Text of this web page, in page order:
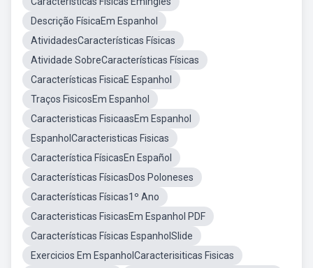
Descrição FísicaEm Espanhol
AtividadesCaracterísticas Físicas
Atividade SobreCaracterísticas Físicas
Características FisicaE Espanhol
Traços FisicosEm Espanhol
Caracteristicas FisicaasEm Espanhol
EspanholCaracteristicas Fisicas
Característica FísicasEn Español
Características FísicasDos Poloneses
Características Físicas1º Ano
Caracteristicas FisicasEm Espanhol PDF
Características Físicas EspanholSlide
Exercicios Em EspanholCaracterisiticas Fisicas